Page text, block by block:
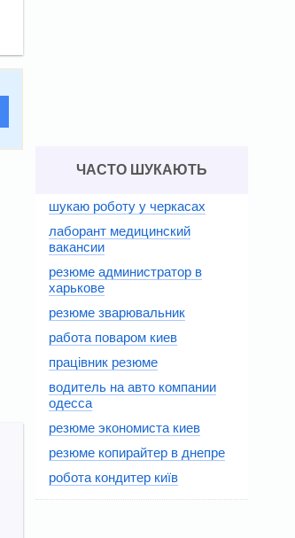
ЧАСТО ШУКАЮТЬ
шукаю роботу у черкасах
лаборант медицинский
вакансии
резюме администратор в
харькове
резюме зварювальник
работа поваром киев
працівник резюме
водитель на авто компании
одесса
резюме экономиста киев
резюме копирайтер в днепре
робота кондитер київ